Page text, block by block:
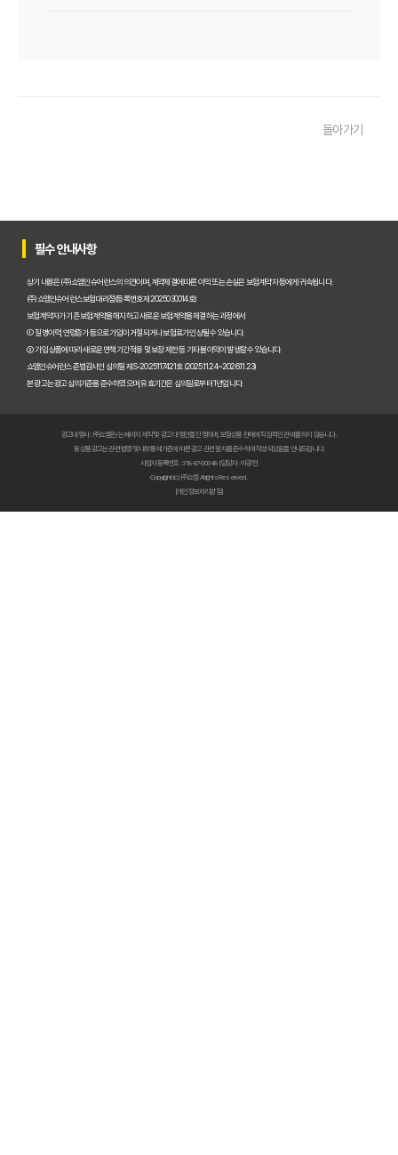
펫보험비교사이트 현명하게 고르는 법: 보장 범위별 주요 서비스 비교 분석
숨은 혜택까지 찾는 펫보험비교사이트 100% 활용 노하우 대공개
펫보험비교사이트, 이것만 알면 후회 없다! 현명한 선택 가이드
펫보험비교사이트, 정말 최저가만 중요할까? 놓치기 쉬운 함정들 파헤치기
펫보험비교사이트 실제 이용 후기: 숨겨진 장점과 단점 총정리
펫보험비교사이트, 현명한 보호자가 꼭 알아야 할 선택 기준 5가지
돌아가기
필수 안내사항
상기 내용은 (주)쇼엠인슈어런스의 의견이며, 계약체결에 따른 이익 또는 손실은 보험계약자 등에게 귀속됩니다.
(주)쇼엠인슈어런스 보험대리점(등록번호 제2025030014호)
보험계약자가 기존 보험계약을 해지하고 새로운 보험계약을 체결하는 과정에서
① 질병이력, 연령증가 등으로 가입이 거절되거나 보험료가 인상될 수 있습니다.
② 가입 상품에 따라 새로운 면책기간 적용 및 보장 제한 등 기타 불이익이 발생할 수 있습니다.
쇼엠인슈어런스 준법감시인 심의필 제S-2025117421호 (2025.11.24~2026.11.23)
본 광고는 광고심의기준을 준수하였으며, 유효기간은 심의일로부터 1년입니다.
광고대행사 : ㈜쇼엠은/는 페이지 제작 및 광고 대행만을 진행하며, 보험상품 판매에 직접적인 관여를 하지 않습니다.
동 상품광고는 관련 법령 및 내부통제기준에 따른 광고 관련 절차를 준수하여 작성되었음을 안내드립니다.
사업자등록번호 : 318-87-00348 | 담당자 : 이광헌
Copyright (c) ㈜쇼엠 All rights Reserved.
[개인정보처리방침]